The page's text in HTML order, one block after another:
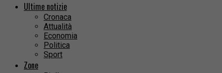
Ultime notizie
Cronaca
Attualità
Economia
Politica
Sport
Zone